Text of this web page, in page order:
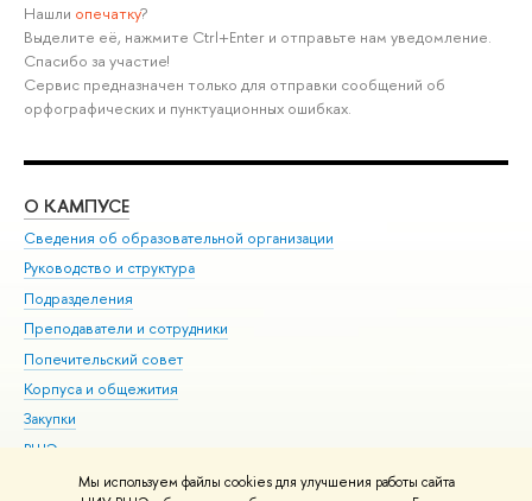
Мы используем файлы cookies для улучшения работы сайта
Нашли опечатку?
Выделите её, нажмите Ctrl+Enter и отправьте нам уведомление.
Спасибо за участие!
Сервис предназначен только для отправки сообщений об
орфографических и пунктуационных ошибках.
О КАМПУСЕ
Сведения об образовательной организации
Руководство и структура
Подразделения
Преподаватели и сотрудники
Попечительский совет
Корпуса и общежития
Закупки
ВШЭ для студентов с ограниченными возможностями
здоровья и инвалидностью